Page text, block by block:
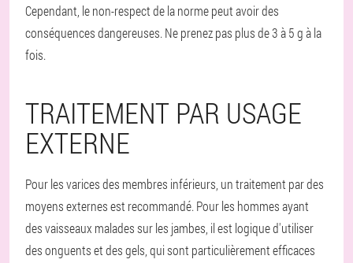
Cependant, le non-respect de la norme peut avoir des
conséquences dangereuses. Ne prenez pas plus de 3 à 5 g à la
fois.
TRAITEMENT PAR USAGE
EXTERNE
Pour les varices des membres inférieurs, un traitement par des
moyens externes est recommandé. Pour les hommes ayant
des vaisseaux malades sur les jambes, il est logique d'utiliser
des onguents et des gels, qui sont particulièrement efficaces